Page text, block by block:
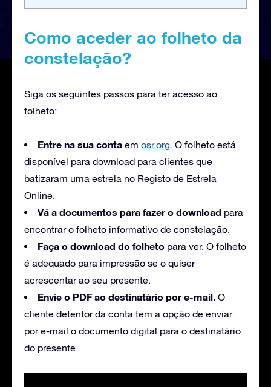
Como aceder ao folheto da
constelação?
Siga os seguintes passos para ter acesso ao
folheto:
Entre na sua conta em osr.org. O folheto está
disponível para download para clientes que
batizaram uma estrela no Registo de Estrela
Online.
Vá a documentos para fazer o download para
encontrar o folheto informativo de constelação.
Faça o download do folheto para ver. O folheto
é adequado para impressão se o quiser
acrescentar ao seu presente.
Envie o PDF ao destinatário por e-mail. O
cliente detentor da conta tem a opção de enviar
por e-mail o documento digital para o destinatário
do presente.